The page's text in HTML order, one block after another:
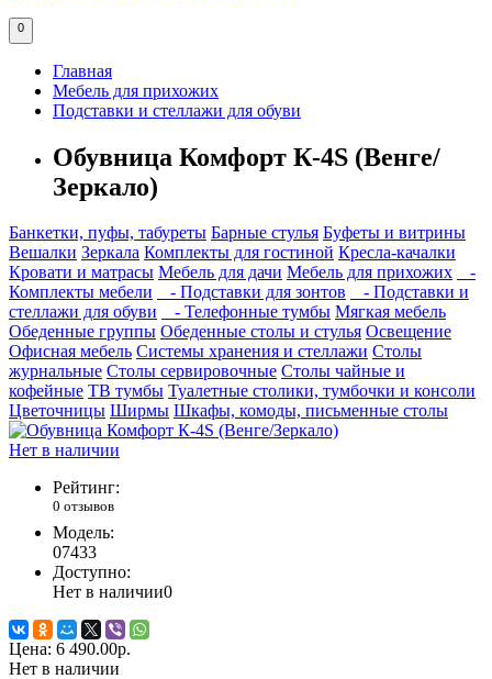
0
Главная
Мебель для прихожих
Подставки и стеллажи для обуви
Обувница Комфорт К-4S (Венге/
Зеркало)
Банкетки, пуфы, табуреты Барные стулья Буфеты и витрины
Вешалки Зеркала Комплекты для гостиной Кресла-качалки
Кровати и матрасы Мебель для дачи Мебель для прихожих
-
Комплекты мебели
- Подставки для зонтов
- Подставки и
стеллажи для обуви
- Телефонные тумбы Мягкая мебель
Обеденные группы Обеденные столы и стулья Освещение
Офисная мебель Системы хранения и стеллажи Столы
журнальные Столы сервировочные Столы чайные и
кофейные ТВ тумбы Туалетные столики, тумбочки и консоли
Цветочницы Ширмы Шкафы, комоды, письменные столы
Нет в наличии
Рейтинг:
0 отзывов
Модель:
07433
Доступно:
Нет в наличии0
Цена: 6 490.00р.
Нет в наличии